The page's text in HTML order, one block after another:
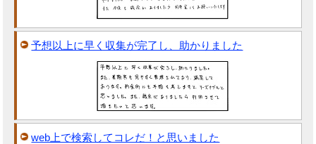
予想以上に早く収集が完了し、助かりました
web上で検索してコレだ！と思いました